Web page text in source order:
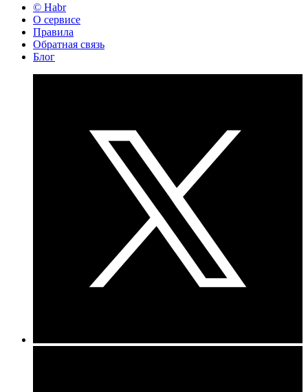
© Habr
О сервисе
Правила
Обратная связь
Блог